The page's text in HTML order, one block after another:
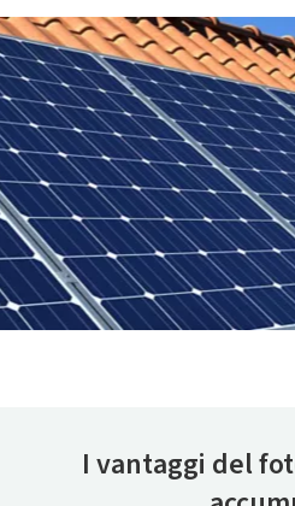
I vantaggi del